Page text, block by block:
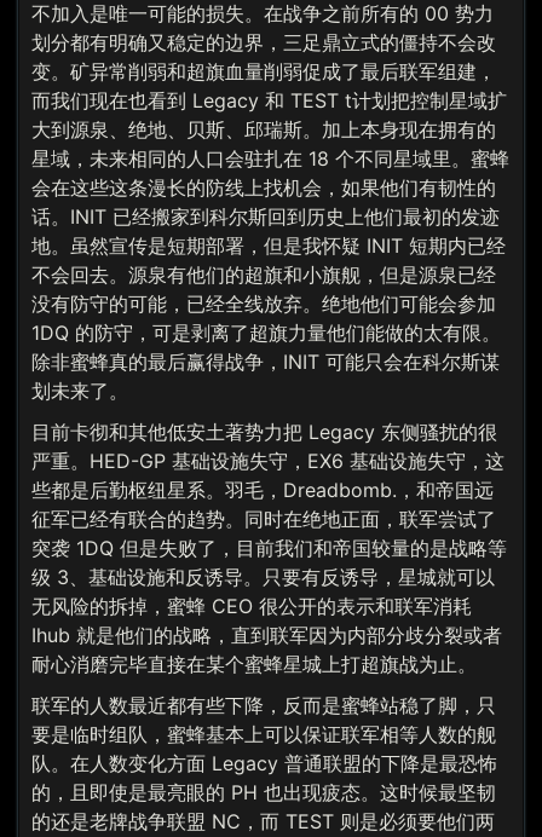
不加入是唯一可能的损失。在战争之前所有的 00 势力
划分都有明确又稳定的边界，三足鼎立式的僵持不会改
变。矿异常削弱和超旗血量削弱促成了最后联军组建，
而我们现在也看到 Legacy 和 TEST t计划把控制星域扩
大到源泉、绝地、贝斯、邱瑞斯。加上本身现在拥有的
星域，未来相同的人口会驻扎在 18 个不同星域里。蜜蜂
会在这些这条漫长的防线上找机会，如果他们有韧性的
话。INIT 已经搬家到科尔斯回到历史上他们最初的发迹
地。虽然宣传是短期部署，但是我怀疑 INIT 短期内已经
不会回去。源泉有他们的超旗和小旗舰，但是源泉已经
没有防守的可能，已经全线放弃。绝地他们可能会参加
1DQ 的防守，可是剥离了超旗力量他们能做的太有限。
除非蜜蜂真的最后赢得战争，INIT 可能只会在科尔斯谋
划未来了。
目前卡彻和其他低安土著势力把 Legacy 东侧骚扰的很
严重。HED-GP 基础设施失守，EX6 基础设施失守，这
些都是后勤枢纽星系。羽毛，Dreadbomb.，和帝国远
征军已经有联合的趋势。同时在绝地正面，联军尝试了
突袭 1DQ 但是失败了，目前我们和帝国较量的是战略等
级 3、基础设施和反诱导。只要有反诱导，星城就可以
无风险的拆掉，蜜蜂 CEO 很公开的表示和联军消耗
Ihub 就是他们的战略，直到联军因为内部分歧分裂或者
耐心消磨完毕直接在某个蜜蜂星城上打超旗战为止。
联军的人数最近都有些下降，反而是蜜蜂站稳了脚，只
要是临时组队，蜜蜂基本上可以保证联军相等人数的舰
队。在人数变化方面 Legacy 普通联盟的下降是最恐怖
的，且即使是最亮眼的 PH 也出现疲态。这时候最坚韧
的还是老牌战争联盟 NC，而 TEST 则是必须要他们两